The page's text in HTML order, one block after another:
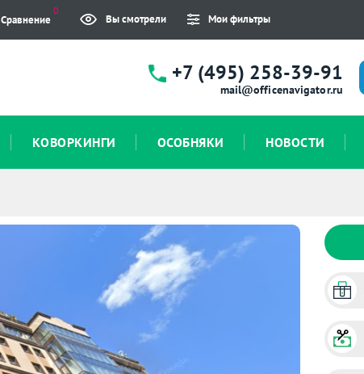
Сравнение
0
Вы смотрели Мои фильтры
+7 (495) 258-39-91
mail@officenavigator.ru
КОВОРКИНГИ ОСОБНЯКИ НОВОСТИ